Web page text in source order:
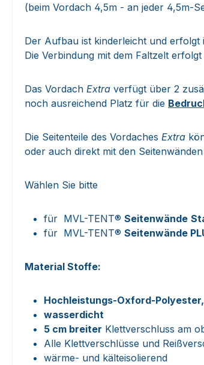
(beim Vordach 4,5m - an jeder 4,5m-
Der Aufbau ist kinderleicht und erfolgt
Die Verbindung mit dem Faltzelt
Das Vordach Extra verfügt über 2
noch ausreichend Platz für die
Die Seitenteile des Vordaches Extra
oder auch direkt mit den
Wählen Sie bitte
für MVL-TENT® Seitenwände
für MVL-TENT® Seitenwände
Material Stoffe:
Hochleistungs-Oxford-Polyester,
wasserdicht
5 cm breiter Klettverschluss am
Alle Klettverschlüsse und
wärme- und kälteisolierend